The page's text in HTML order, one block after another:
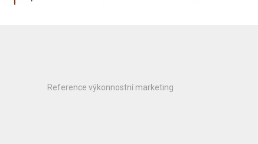
Reference výkonnostní marketing